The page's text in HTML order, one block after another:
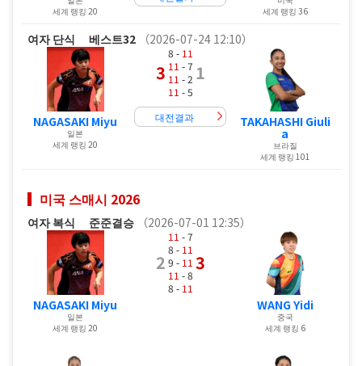
세계 랭킹 20
세계 랭킹 36
여자 단식 베스트32 （2026-07-24 12:10）
NAGASAKI Miyu
일본
세계 랭킹 20
3
8 - 11
11 - 7
11 - 2
11 - 5
1
대전결과 TAKAHASHI Giuli
a
브라질
세계 랭킹 101
미국 스매시 2026
여자 복식 준준결승 （2026-07-01 12:35）
NAGASAKI Miyu
일본
세계 랭킹 20
2
11 - 7
8 - 11
9 - 11
11 - 8
8 - 11
3
WANG Yidi
중국
세계 랭킹 6